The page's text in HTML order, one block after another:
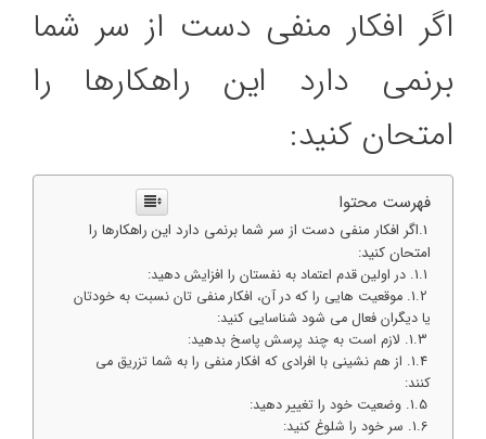
ﺍﮔﺮ ﺍﻓﮑﺎﺭ ﻣﻨﻔﯽ ﺩﺳﺖ ﺍﺯ ﺳﺮ ﺷﻤﺎ
ﺑﺮﻧﻤﯽ ﺩﺍﺭﺩ ﺍﯾﻦ ﺭﺍﻫﮑﺎﺭﻫﺎ ﺭﺍ
ﺍﻣﺘﺤﺎﻥ ﮐﻨﯿﺪ:
فهرست محتوا
ﺍﮔﺮ ﺍﻓﮑﺎﺭ ﻣﻨﻔﯽ ﺩﺳﺖ ﺍﺯ ﺳﺮ ﺷﻤﺎ ﺑﺮﻧﻤﯽ ﺩﺍﺭﺩ ﺍﯾﻦ ﺭﺍﻫﮑﺎﺭﻫﺎ ﺭﺍ
ﺍﻣﺘﺤﺎﻥ ﮐﻨﯿﺪ:
ﺩﺭ ﺍﻭﻟﯿﻦ ﻗﺪﻡ ﺍﻋﺘﻤﺎﺩ ﺑﻪ ﻧﻔﺴﺘﺎﻥ ﺭﺍ ﺍﻓﺰﺍﯾﺶ ﺩﻫﯿﺪ:
ﻣﻮﻗﻌﯿﺖ ﻫﺎﯾﯽ ﺭﺍ ﮐﻪ ﺩﺭ ﺁﻥ، ﺍﻓﮑﺎﺭ ﻣﻨﻔﯽ ﺗﺎﻥ ﻧﺴﺒﺖ ﺑﻪ ﺧﻮﺩتان
ﯾﺎ ﺩﯾﮕﺮﺍﻥ ﻓﻌﺎﻝ ﻣﯽ ﺷﻮﺩ ﺷﻨﺎﺳﺎﯾﯽ ﮐﻨﯿﺪ:
ﻻ‌ﺯﻡ ﺍﺳﺖ ﺑﻪ ﭼﻨﺪ ﭘﺮﺳﺶ ﭘﺎﺳﺦ ﺑﺪﻫﯿﺪ:
ﺍﺯ ﻫﻢ ﻧﺸﯿﻨﯽ ﺑﺎ ﺍﻓﺮﺍﺩﯼ ﮐﻪ ﺍﻓﮑﺎﺭ ﻣﻨﻔﯽ ﺭﺍ ﺑﻪ ﺷﻤﺎ ﺗﺰﺭﯾﻖ ﻣﯽ
ﮐﻨﻨﺪ:
ﻭﺿﻌﯿﺖ ﺧﻮﺩ ﺭﺍ ﺗﻐﯿﯿﺮ ﺩﻫﯿﺪ:
ﺳﺮ ﺧﻮﺩ ﺭﺍ ﺷﻠﻮﻍ ﮐﻨﯿﺪ: